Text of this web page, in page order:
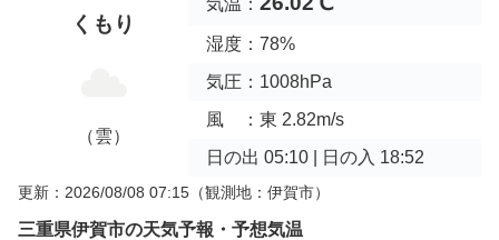
くもり
（雲）
気温：
湿度：78%
気圧：1008hPa
風 ：東 2.82m/s
日の出 05:10 | 日の入 18:52
更新：2026/08/08 07:15 （観測地：伊賀市）
三重県伊賀市の天気予報・予想気温